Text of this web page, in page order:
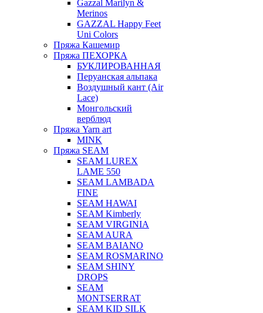
Gazzal Marilyn &
Merinos
GAZZAL Happy Feet
Uni Colors
Пряжа Кашемир
Пряжа ПЕХОРКА
БУКЛИРОВАННАЯ
Перуанская альпака
Воздушный кант (Air
Lace)
Монгольский
верблюд
Пряжа Yarn art
MINK
Пряжа SEAM
SEAM LUREX
LAME 550
SEAM LAMBADA
FINE
SEAM HAWAI
SEAM Kimberly
SEAM VIRGINIA
SEAM AURA
SEAM BAIANO
SEAM ROSMARINO
SEAM SHINY
DROPS
SEAM
MONTSERRAT
SEAM KID SILK